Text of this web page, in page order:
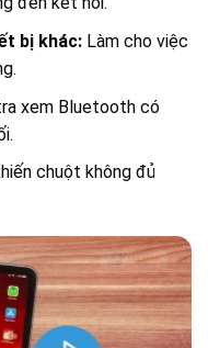
bị khác:Làm cho việc
xem Bluetooth có
chuột không đủ